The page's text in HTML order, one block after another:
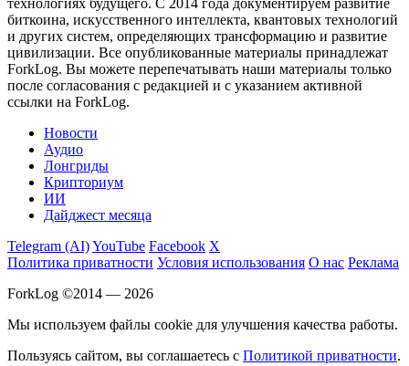
технологиях будущего. С 2014 года документируем развитие
биткоина, искусственного интеллекта, квантовых технологий
и других систем, определяющих трансформацию и развитие
цивилизации. Все опубликованные материалы принадлежат
ForkLog. Вы можете перепечатывать наши материалы только
после согласования с редакцией и с указанием активной
ссылки на ForkLog.
Новости
Аудио
Лонгриды
Крипториум
ИИ
Дайджест месяца
Telegram (AI)YouTube Facebook X
Политика приватности Условия использования О нас Реклама
ForkLog ©2014 — 2026
Мы используем файлы cookie для улучшения качества работы.
Пользуясь сайтом, вы соглашаетесь с Политикой приватности.